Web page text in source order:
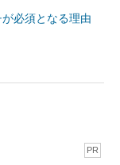
が必須となる理由
PR